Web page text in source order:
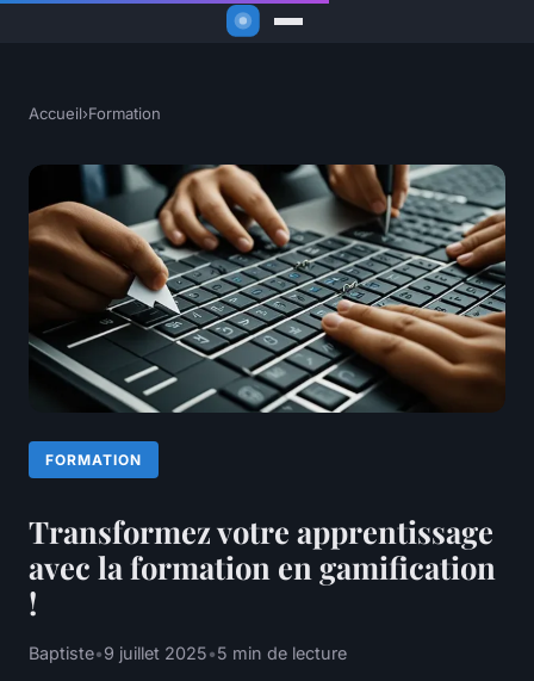
Accueil›Formation
FORMATION
Transformez votre apprentissage
avec la formation en gamification
!
Baptiste•9 juillet 2025•5 min de lecture